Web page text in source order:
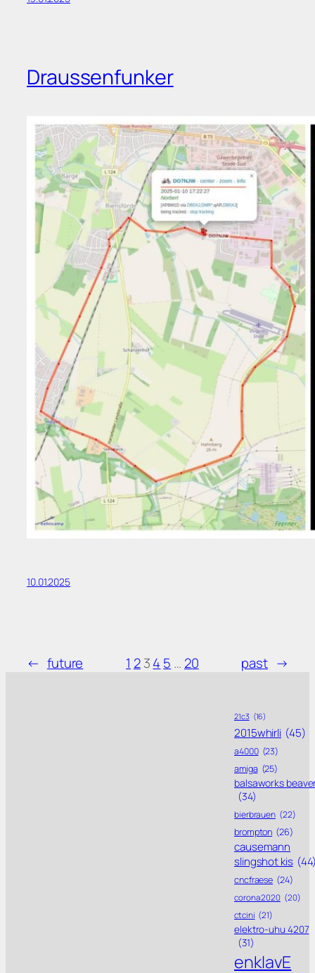
Draussenfunker
10.01.2025
← future 1 2 34 5 … 20 past →
21c3 (16)
2015whirli (45)
a4000 (23)
amiga (25)
balsaworks
(34)
bierbrauen (22)
brompton (26)
causemann
slingshot kis
cncfraese (24)
corona 2020 (20)
ctcini (21)
elektro-uhu 4207
(31)
enklavE